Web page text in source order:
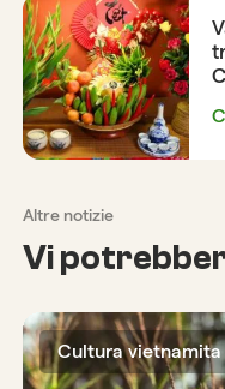
Altre notizie
Vi
Cultura vietnamita